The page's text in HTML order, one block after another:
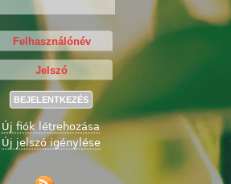
Új fiók létrehozása
Új jelszó igénylése